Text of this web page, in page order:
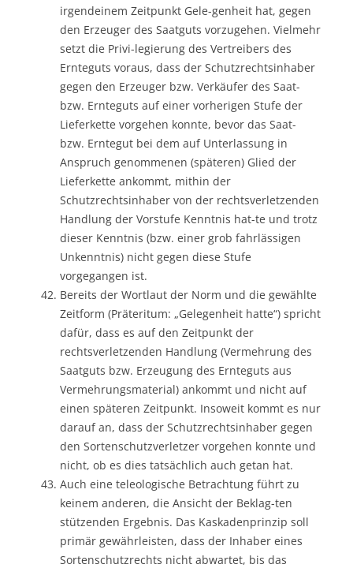
irgendeinem Zeitpunkt Gele-genheit hat, gegen
den Erzeuger des Saatguts vorzugehen. Vielmehr
setzt die Privi-legierung des Vertreibers des
Ernteguts voraus, dass der Schutzrechtsinhaber
gegen den Erzeuger bzw. Verkäufer des Saat-
bzw. Ernteguts auf einer vorherigen Stufe der
Lieferkette vorgehen konnte, bevor das Saat-
bzw. Erntegut bei dem auf Unterlassung in
Anspruch genommenen (späteren) Glied der
Lieferkette ankommt, mithin der
Schutzrechtsinhaber von der rechtsverletzenden
Handlung der Vorstufe Kenntnis hat-te und trotz
dieser Kenntnis (bzw. einer grob fahrlässigen
Unkenntnis) nicht gegen diese Stufe
vorgegangen ist.
Bereits der Wortlaut der Norm und die gewählte
Zeitform (Präteritum: „Gelegenheit hatte“) spricht
dafür, dass es auf den Zeitpunkt der
rechtsverletzenden Handlung (Vermehrung des
Saatguts bzw. Erzeugung des Ernteguts aus
Vermehrungsmaterial) ankommt und nicht auf
einen späteren Zeitpunkt. Insoweit kommt es nur
darauf an, dass der Schutzrechtsinhaber gegen
den Sortenschutzverletzer vorgehen konnte und
nicht, ob es dies tatsächlich auch getan hat.
Auch eine teleologische Betrachtung führt zu
keinem anderen, die Ansicht der Beklag-ten
stützenden Ergebnis. Das Kaskadenprinzip soll
primär gewährleisten, dass der Inhaber eines
Sortenschutzrechts nicht abwartet, bis das